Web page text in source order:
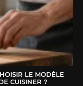
LE MODÈLE
CUISINER ?